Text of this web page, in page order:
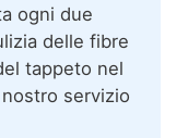
ogni due
delle fibre
tappeto nel
servizio